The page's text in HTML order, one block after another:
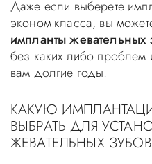
Даже если выберете
эконом-класса, вы
импланты жевательных
без каких-либо
вам долгие годы.
КАКУЮ
ВЫБРАТЬ ДЛЯ
ЖЕВАТЕЛЬНЫХ